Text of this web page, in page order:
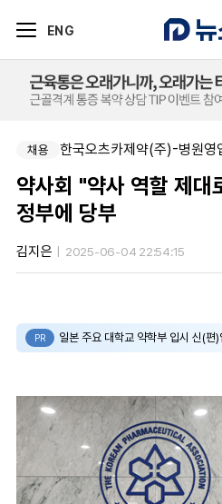
ENG
채용
채용
약사회 "약사 역할 제
정부에 당부
김지은 2025-06-04 22:54:15
PR 일본 주요 대학교 약학부 입시 신(편)